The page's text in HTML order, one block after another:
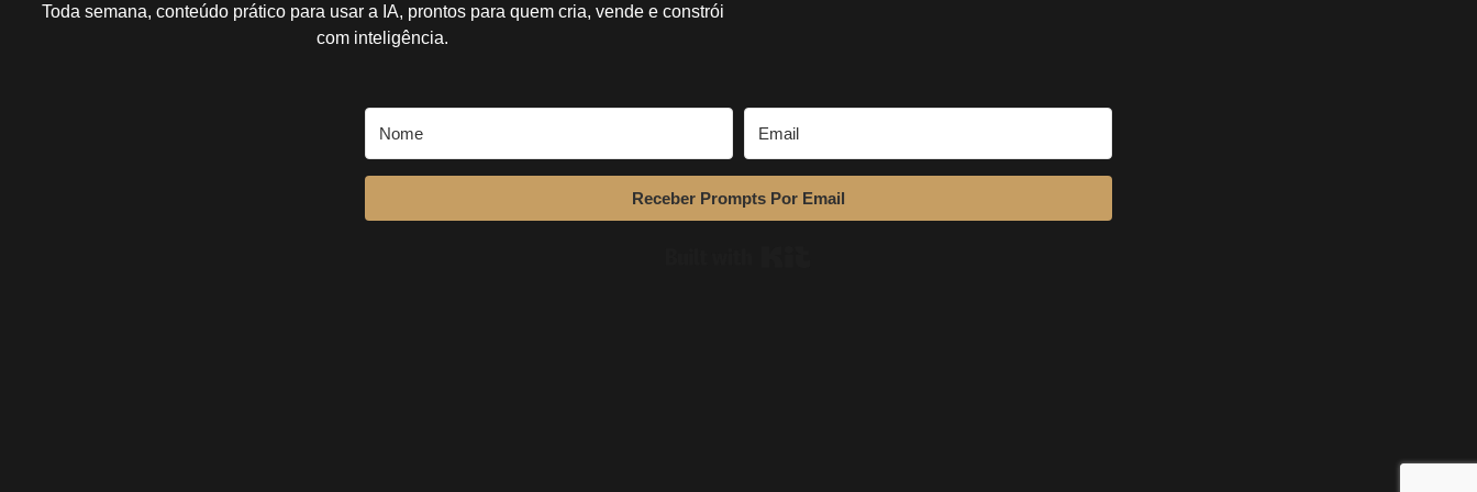
Toda semana, conteúdo prático para usar a IA, prontos para quem cria, vende e constrói
com inteligência.
Receber Prompts Por Email